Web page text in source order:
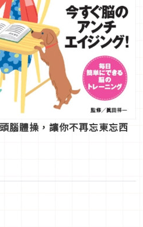
腦體操，讓你不再忘東忘西